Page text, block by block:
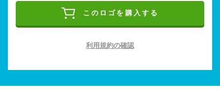
このロゴを購入する
利用規約の確認